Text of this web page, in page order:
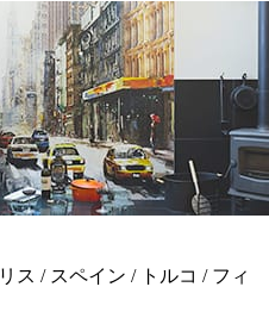
ス / スペイン / トルコ / フィ